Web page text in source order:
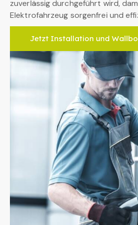
zuverlässig durchgeführt wird,
Elektrofahrzeug sorgenfrei und
Jetzt Installation und